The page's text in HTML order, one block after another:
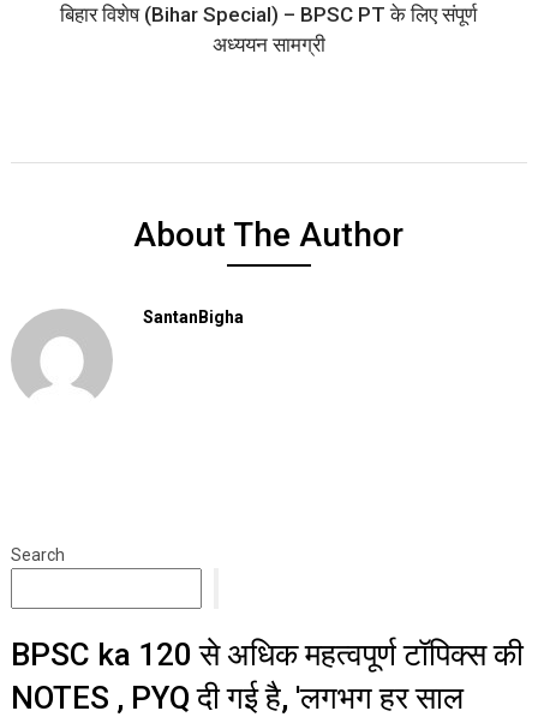
बिहार विशेष (Bihar Special) – BPSC PT के लिए संपूर्ण
अध्ययन सामग्री
About The Author
SantanBigha
Search
BPSC ka 120 से अधिक महत्वपूर्ण टॉपिक्स की
NOTES , PYQ दी गई है, 'लगभग हर साल